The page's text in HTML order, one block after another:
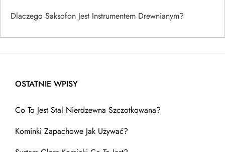
Dlaczego Saksofon Jest Instrumentem Drewnianym?
OSTATNIE WPISY
Co To Jest Stal Nierdzewna Szczotkowana?
Kominki Zapachowe Jak Używać?